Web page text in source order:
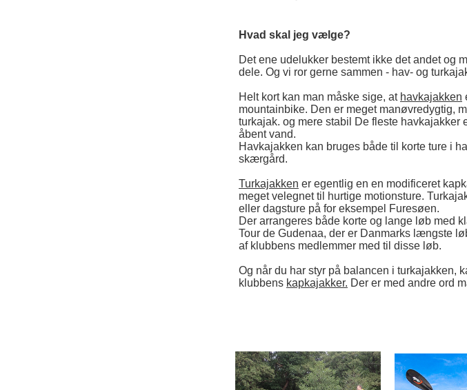
Hvad skal jeg vælge?
Det ene udelukker bestemt ikke det andet og
dele. Og vi ror gerne sammen - hav- og
Helt kort kan man måske sige, at havkajakken
mountainbike. Den er meget manøvredygtig,
turkajak. og mere stabil De fleste
åbent vand.
Havkajakken kan bruges både til korte ture i
skærgård.
Turkajakken er egentlig en en modificeret
meget velegnet til hurtige motionsture.
eller dagsture på for eksempel Furesøen.
Der arrangeres både korte og lange løb med
Tour de Gudenaa, der er Danmarks længste
af klubbens medlemmer med til disse løb.
Og når du har styr på balancen i turkajakken,
klubbens kapkajakker. Der er med andre ord